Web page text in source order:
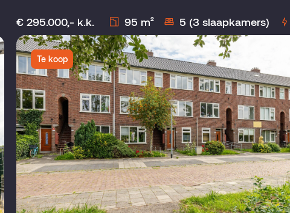
€ 295.000,- k.k. 95 m² 5 (3 slaapkamers)
Te koop